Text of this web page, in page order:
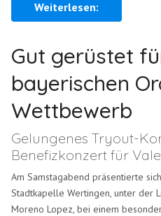
Weiterlesen:
Gut gerüstet
bayerischen
Wettbewerb
Gelungenes Tryout-
Benefizkonzert für
Am Samstagabend präsentierte
Stadtkapelle Wertingen, unter der
Moreno Lopez, bei einem